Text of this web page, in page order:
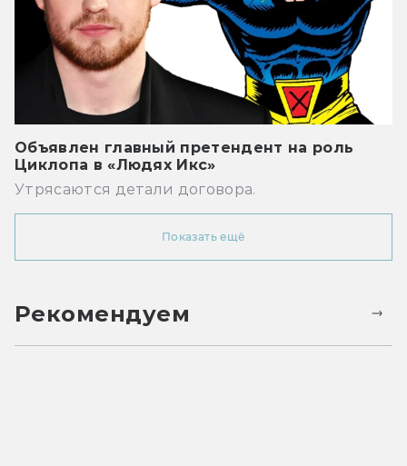
Объявлен главный претендент на роль
Циклопа в «Людях Икс»
Утрясаются детали договора.
Показать ещё
Рекомендуем